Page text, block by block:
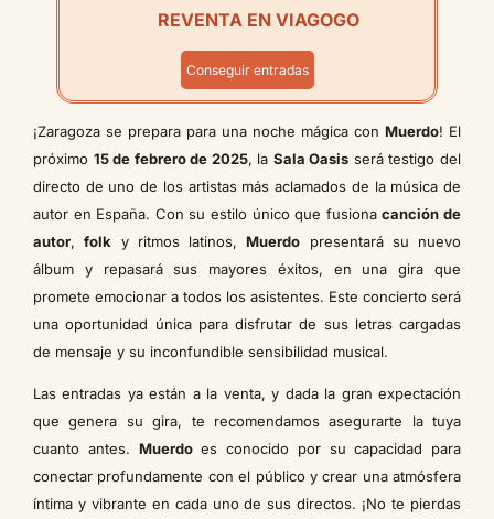
REVENTA EN VIAGOGO
Conseguir entradas
¡Zaragoza se prepara para una noche mágica con Muerdo! El
próximo 15 de febrero de 2025, la Sala Oasis será testigo del
directo de uno de los artistas más aclamados de la música de
autor en España. Con su estilo único que fusionacanción de
autor,folk y ritmos latinos,Muerdo presentará su nuevo
álbum y repasará sus mayores éxitos, en una gira que
promete emocionar a todos los asistentes. Este concierto será
una oportunidad única para disfrutar de sus letras cargadas
de mensaje y su inconfundible sensibilidad musical.
Las entradas ya están a la venta, y dada la gran expectación
que genera su gira, te recomendamos asegurarte la tuya
cuanto antes. Muerdoes conocido por su capacidad para
conectar profundamente con el público y crear una atmósfera
íntima y vibrante en cada uno de sus directos. ¡No te pierdas